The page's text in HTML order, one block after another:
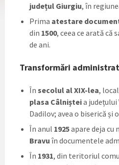
județul Giurgiu, în
Prima atestare
din 1500, ceea ce arată că
de ani.
Transformări
În secolul al XIX-lea,
plasa Câlnișteia județului
Dadilov; avea o biserică și
În anul 1925apare deja cu
Bravu în documentele
În 1931, din teritoriul